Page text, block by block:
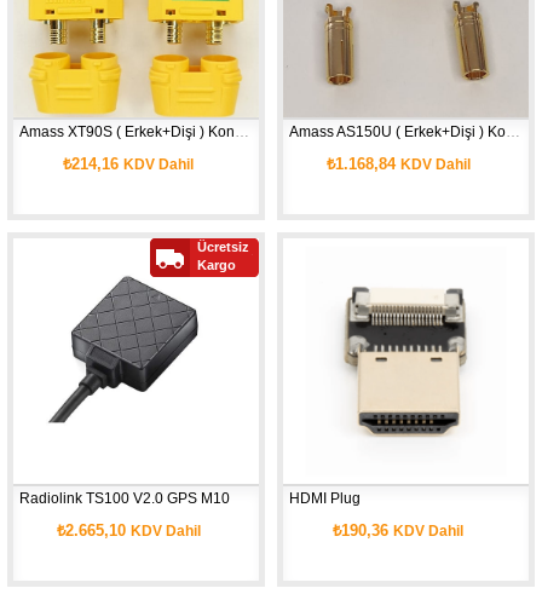
Amass XT90S ( Erkek+Dişi ) Konnektör
₺214,16KDV Dahil
Amass AS150U ( Erkek+Dişi ) Konnektör
₺1.168,84 KDV Dahil
Radiolink TS100 V2.0 GPS M10
₺2.665,10 KDV Dahil
Ücretsiz
Kargo
HDMI Plug
₺190,36KDV Dahil